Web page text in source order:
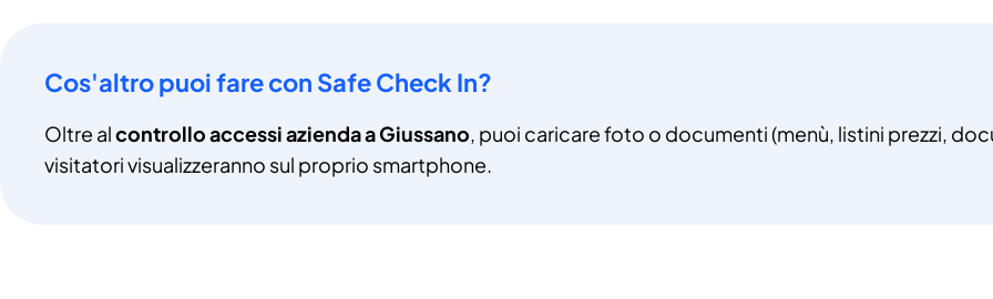
Cos'altro puoi fare con Safe Check In?
Oltre alcontrollo accessi azienda a Giussano, puoi caricare foto o documenti (menù, listini prezzi,
visitatori visualizzeranno sul proprio smartphone.